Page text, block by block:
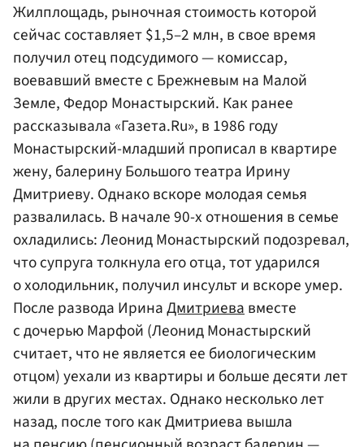
Жилплощадь, рыночная стоимость которой
сейчас составляет $1,5–2 млн, в свое время
получил отец подсудимого — комиссар,
воевавший вместе с Брежневым на Малой
Земле, Федор Монастырский. Как ранее
рассказывала «Газета.Ru», в 1986 году
Монастырский-младший прописал в квартире
жену, балерину Большого театра Ирину
Дмитриеву. Однако вскоре молодая семья
развалилась. В начале 90-х отношения в семье
охладились: Леонид Монастырский подозревал,
что супруга толкнула его отца, тот ударился
о холодильник, получил инсульт и вскоре умер.
После развода ИринаДмитриевавместе
с дочерью Марфой (Леонид Монастырский
считает, что не является ее биологическим
отцом) уехали из квартиры и больше десяти лет
жили в других местах. Однако несколько лет
назад, после того как Дмитриева вышла